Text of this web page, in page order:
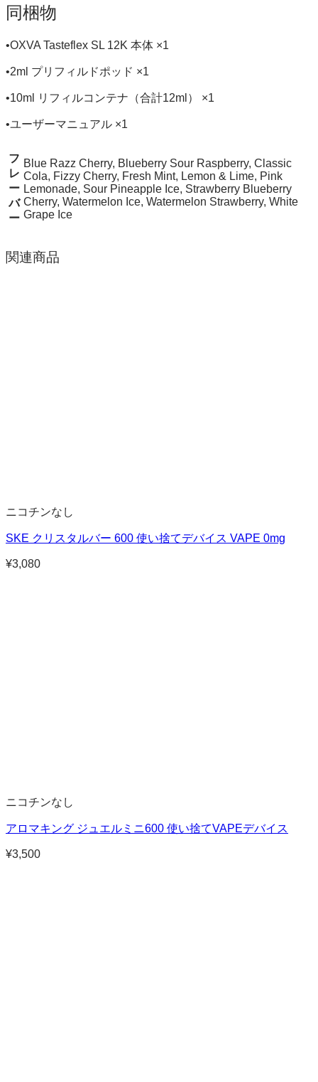
同梱物
•OXVA Tasteflex SL 12K 本体 ×1
•2ml プリフィルドポッド ×1
•10ml リフィルコンテナ（合計12ml） ×1
•ユーザーマニュアル ×1
フ
レ
ー
バ
ー
Blue Razz Cherry, Blueberry Sour Raspberry, Classic
Cola, Fizzy Cherry, Fresh Mint, Lemon & Lime, Pink
Lemonade, Sour Pineapple Ice, Strawberry Blueberry
Cherry, Watermelon Ice, Watermelon Strawberry, White
Grape Ice
関連商品
ニコチンなし
SKE クリスタルバー 600 使い捨てデバイス VAPE 0mg
¥3,080
ニコチンなし
アロマキング ジュエルミニ600 使い捨てVAPEデバイス
¥3,500